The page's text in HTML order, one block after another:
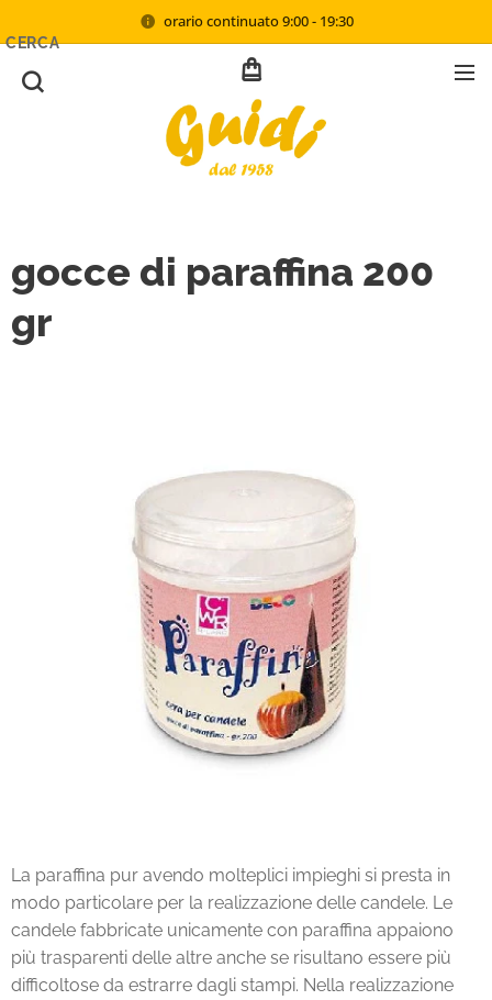
orario continuato 9:00 - 19:30
CERCA
gocce di paraffina 200
gr
La paraffina pur avendo molteplici impieghi si presta in
modo particolare per la realizzazione delle candele. Le
candele fabbricate unicamente con paraffina appaiono
più trasparenti delle altre anche se risultano essere più
difficoltose da estrarre dagli stampi. Nella realizzazione